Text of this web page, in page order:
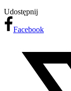
Udostępnij
Facebook